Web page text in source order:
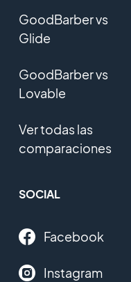
GoodBarber vs
Glide
GoodBarber vs
Lovable
Ver todas las
comparaciones
SOCIAL
Facebook
Instagram